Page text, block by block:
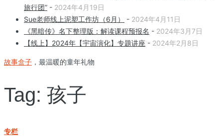
旅行团” - 2024年4月19日
Sue老师线上泥塑工作坊（6月）
- 2024年4月11日
《黑暗传》名下整理版：解读课程预报名 - 2024年3月7日
【线上】2024年【宇宙演化】专题讲座 - 2024年2月8日
故事盒子 ，最温暖的童年礼物
Tag: 孩子
专栏